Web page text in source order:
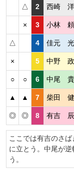
△ 2 西崎 洋
× 3 小林
△ 4 佳元
× 5 中野 政
○ ○ 6 中尾
▲ ▲ 7 柴田
◎ ◎ 8 有吉
ここでは有吉のさ
に立とう。中尾が
う。